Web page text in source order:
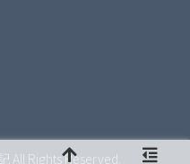
All Rights Reserved.